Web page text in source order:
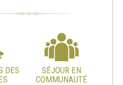
DES
SÉJOUR EN
COMMUNAUTÉ